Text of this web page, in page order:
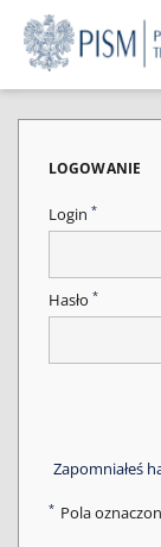
LOGOWANIE
Login *
Hasło *
Zapomniałeś
* Pola